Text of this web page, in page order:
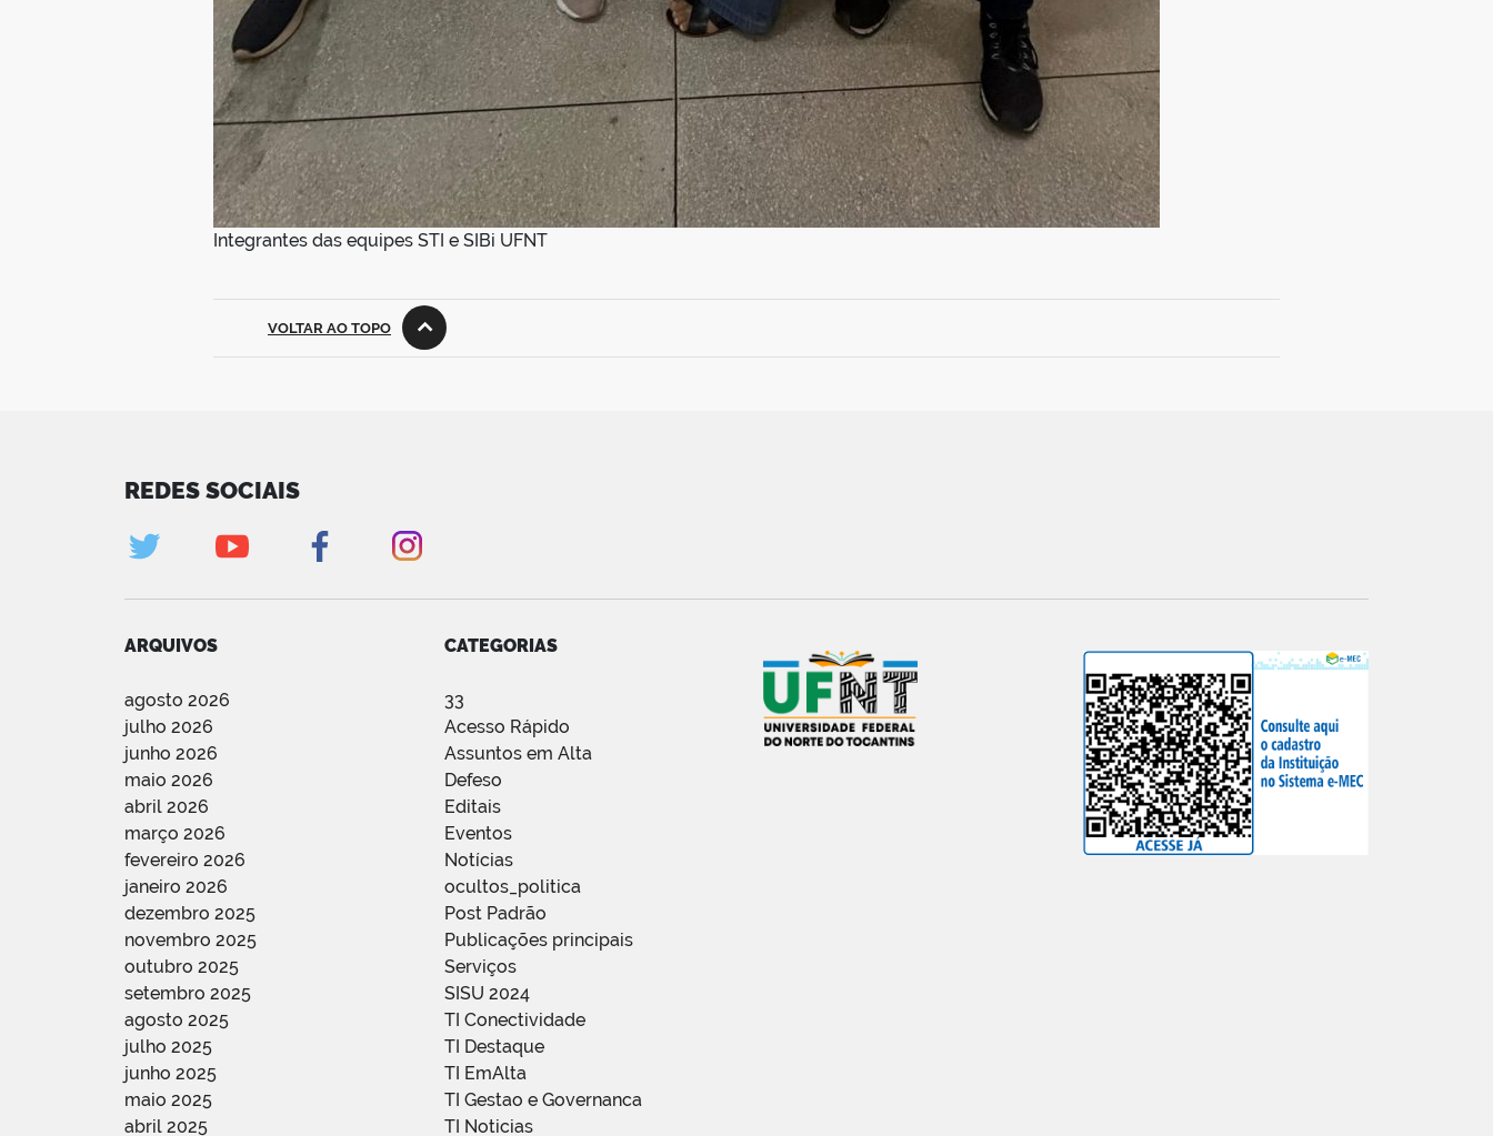
Integrantes das equipes STI e SIBi UFNT
VOLTAR AO TOPO
REDES SOCIAIS
ARQUIVOS
agosto 2026
julho 2026
junho 2026
maio 2026
abril 2026
março 2026
fevereiro 2026
janeiro 2026
dezembro 2025
novembro 2025
outubro 2025
setembro 2025
agosto 2025
julho 2025
junho 2025
maio 2025
abril 2025
CATEGORIAS
33
Acesso Rápido
Assuntos em Alta
Defeso
Editais
Eventos
Notícias
ocultos_politica
Post Padrão
Publicações principais
Serviços
SISU 2024
TI Conectividade
TI Destaque
TI EmAlta
TI Gestao e Governanca
TI Noticias